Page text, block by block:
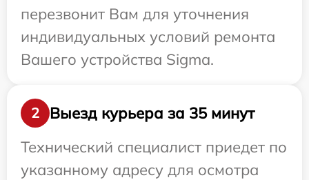
перезвонит Вам для уточнения
индивидуальных условий ремонта
Вашего устройства Sigma.
2
Выезд курьера за 35 минут
Технический специалист приедет по
указанному адресу для осмотра